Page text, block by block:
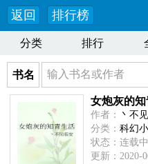
返回 排行榜
分类 排行
书名
女炮灰的
作者：
丶不
分类： 科幻
状态：连载中
更新：2020-